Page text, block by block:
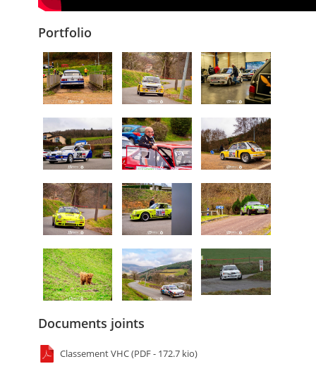
Portfolio
Documents joints
Classement VHC (PDF - 172.7 kio)